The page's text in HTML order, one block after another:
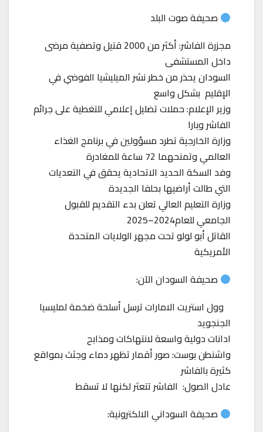
صحيفة صوت البلد
مجزرة الفاشر: أكثر من 2000 قتيل وتصفية مرضى
داخل المستشفى
السودان يحذر من خطر نشر الميليشيا الفوضي في
الإقليم بشكل واسع
وزير الإعلام: حملات تضليل إعلامي للتغطية على جرائم
الفاشر وبارا
وزارة الخارجية تطرد مسؤولين في برنامج الغذاء
العالمي وتمنحهما 72 ساعة للمغادرة
وفد السكة الحديد الاتحادية يحقق في التعديات
التي طالت أراضيها بحلفا الجديدة
وزارة التعليم العالي تعلن بدء التقديم للقبول
الجامعي للعام2024–2025
القاتل أبو لولو تحت مجهر الولايات المتحدة
الأمريكية
صحيفة السودان الآن:
وول استريت الامارات ترسل أسلحة ضخمة لمليسيا
الجنجويد
ادانات دولية واسعة لانتهاكات ومذابح
واشنطن بوست: صور أقمار تظهر دماء وجثث بمواقع
كثيرة بالفاشر
عادل الصول: الفاشر تتعثر لكنها لا تسقط
صحيفة السوداني الالكترونية: